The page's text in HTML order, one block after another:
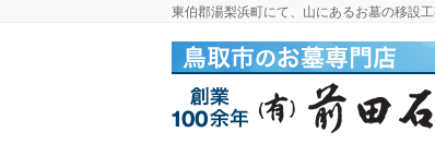
東伯郡湯梨浜町にて、山にあるお墓の移設